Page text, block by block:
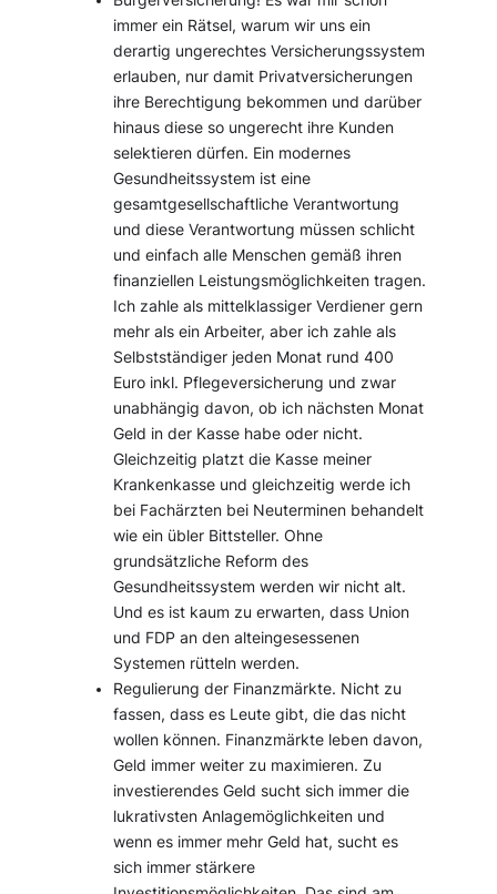
immer ein Rätsel, warum wir uns ein
derartig ungerechtes Versicherungssystem
erlauben, nur damit Privatversicherungen
ihre Berechtigung bekommen und darüber
hinaus diese so ungerecht ihre Kunden
selektieren dürfen. Ein modernes
Gesundheitssystem ist eine
gesamtgesellschaftliche Verantwortung
und diese Verantwortung müssen schlicht
und einfach alle Menschen gemäß ihren
finanziellen Leistungsmöglichkeiten tragen.
Ich zahle als mittelklassiger Verdiener gern
mehr als ein Arbeiter, aber ich zahle als
Selbstständiger jeden Monat rund 400
Euro inkl. Pflegeversicherung und zwar
unabhängig davon, ob ich nächsten Monat
Geld in der Kasse habe oder nicht.
Gleichzeitig platzt die Kasse meiner
Krankenkasse und gleichzeitig werde ich
bei Fachärzten bei Neuterminen behandelt
wie ein übler Bittsteller. Ohne
grundsätzliche Reform des
Gesundheitssystem werden wir nicht alt.
Und es ist kaum zu erwarten, dass Union
und FDP an den alteingesessenen
Systemen rütteln werden.
Regulierung der Finanzmärkte. Nicht zu
fassen, dass es Leute gibt, die das nicht
wollen können. Finanzmärkte leben davon,
Geld immer weiter zu maximieren. Zu
investierendes Geld sucht sich immer die
lukrativsten Anlagemöglichkeiten und
wenn es immer mehr Geld hat, sucht es
sich immer stärkere